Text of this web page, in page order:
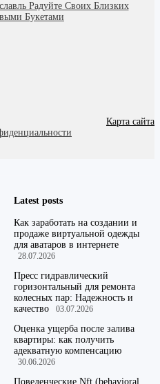
Радуйте Своих Близких
Букетами
Карта сайта
Latest posts
Как заработать на создании и
продаже виртуальной одежды
для аватаров в интернете
28.07.2026
Пресс гидравлический
горизонтальный для ремонта
колесных пар: Надежность и
качество
03.07.2026
Оценка ущерба после залива
квартиры: как получить
адекватную компенсацию
30.06.2026
Поведенческие Nft (behavioral